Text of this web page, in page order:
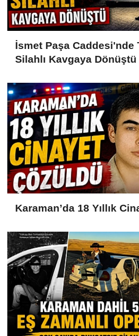
İsmet Paşa Caddesi'nde
Silahlı Kavgaya Dönüştü
Karaman’da 18 Yıllık